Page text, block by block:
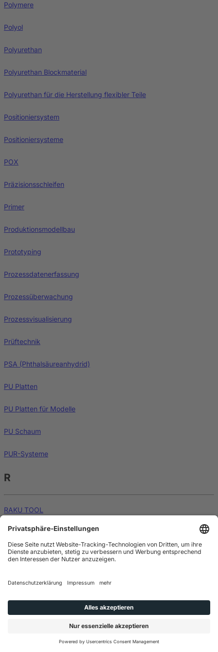
Polymere
Polyol
Polyurethan
Polyurethan Blockmaterial
Polyurethan für die Herstellung flexibler Teile
Positioniersystem
Positioniersysteme
POX
Präzisionsschleifen
Primer
Produktionsmodellbau
Prototyping
Prozessdatenerfassung
Prozessüberwachung
Prozessvisualisierung
Prüftechnik
PSA (Phthalsäureanhydrid)
PU Platten
PU Platten für Modelle
PU Schaum
PUR-Systeme
R
RAKU TOOL
Rapid Prototyping
Rapid Prototyping für Design Studien
REACH compliance
Reaction Injection Moulding (RIM)